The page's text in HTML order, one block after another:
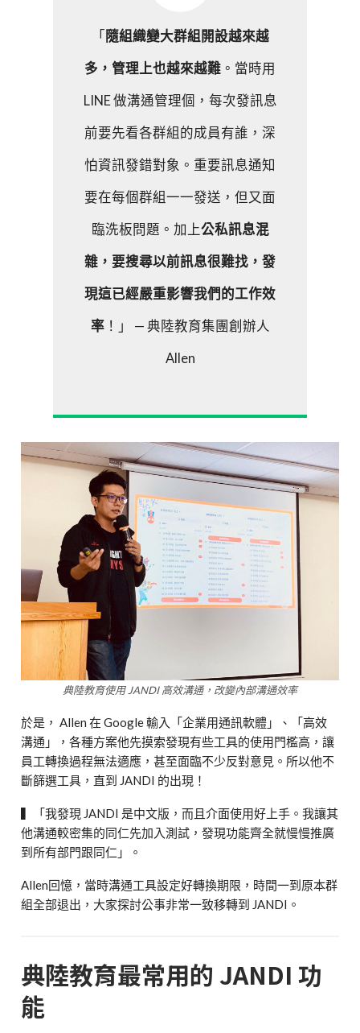
「 隨組織變大群組開設越來越
多，管理上也越來越難 。當時用
LINE 做溝通管理個，每次發訊息
前要先看各群組的成員有誰，深
怕資訊發錯對象。重要訊息通知
要在每個群組一一發送，但又面
臨洗板問題。加上公私訊息混
雜，要搜尋以前訊息很難找，發
現這已經嚴重影響我們的工作效
率！」 — 典陸教育集團創辦人
Allen
典陸教育使用 JANDI 高效溝通，改變內部溝通效率
於是， Allen 在 Google 輸入「企業用通訊軟體」、「高效
溝通」，各種方案他先摸索發現有些工具的使用門檻高，讓
員工轉換過程無法適應，甚至面臨不少反對意見。所以他不
斷篩選工具，直到 JANDI 的出現！
▍「我發現 JANDI 是中文版，而且介面使用好上手。我讓其
他溝通較密集的同仁先加入測試，發現功能齊全就慢慢推廣
到所有部門跟同仁」。
Allen回憶，當時溝通工具設定好轉換期限，時間一到原本群
組全部退出，大家探討公事非常一致移轉到 JANDI。
典陸教育最常用的 JANDI 功
能